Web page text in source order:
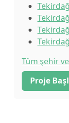
Tüm şehir
Proje